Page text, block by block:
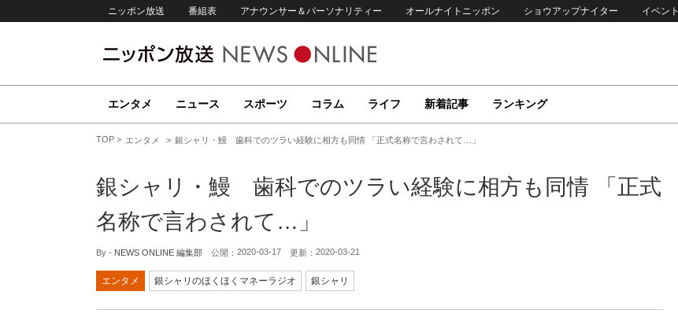
ニッポン放送 番組表 アナウンサー＆パーソナリティー オールナイトニッポン ショウアップナイター イベント
エンタメ ニュース スポーツ コラム ライフ 新着記事 ランキング
TOP エンタメ 銀シャリ・鰻 歯科でのツラい経験に相方も同情 「正式名称で言わされて…」
銀シャリ・鰻 歯科でのツラい経験に相方も同情 「正式
名称で言わされて…」
By - NEWS ONLINE 編集部 公開： 2020-03-17 更新： 2020-03-21
エンタメ 銀シャリのほくほくマネーラジオ 銀シャリ